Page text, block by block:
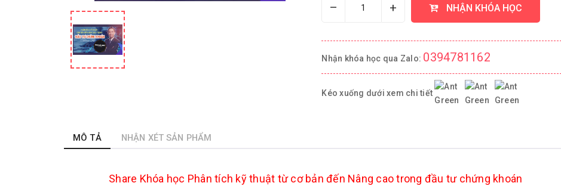
– + NHẬN KHÓA HỌC
Nhận khóa học qua Zalo: 0394781162
Kéo xuống dưới xem chi tiết
MÔ TẢ NHẬN XÉT SẢN PHẨM
Share Khóa học Phân tích kỹ thuật từ cơ bản đến Nâng cao trong đầu tư chứng khoán